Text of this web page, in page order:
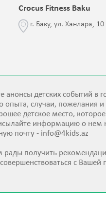
Crocus Fitness Baku
г. Баку, ул. Ханлара,
анонсы детских событий в
опыта, случаи, пожелания
детское место,
информацию о нем
почту - info@4kids.az
получить
с